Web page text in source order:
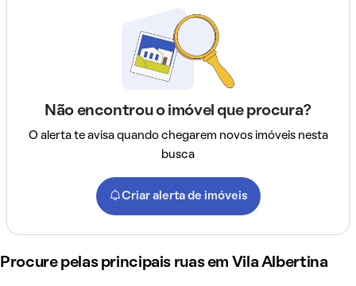
Não encontrou o imóvel que procura?
O alerta te avisa quando chegarem novos imóveis nesta
busca
Criar alerta de imóveis
Procure pelas principais ruas em Vila Albertina